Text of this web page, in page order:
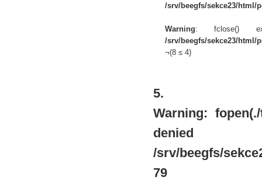
/srv/beegfs/sekce23/html/
Warning: fclose()
/srv/beegfs/sekce23/html/
¬(8 ≤ 4)
5.
Warning:
/srv/beegfs/
79